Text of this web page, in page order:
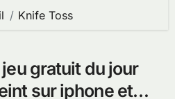
Knife Toss
gratuit du jour
sur iphone et